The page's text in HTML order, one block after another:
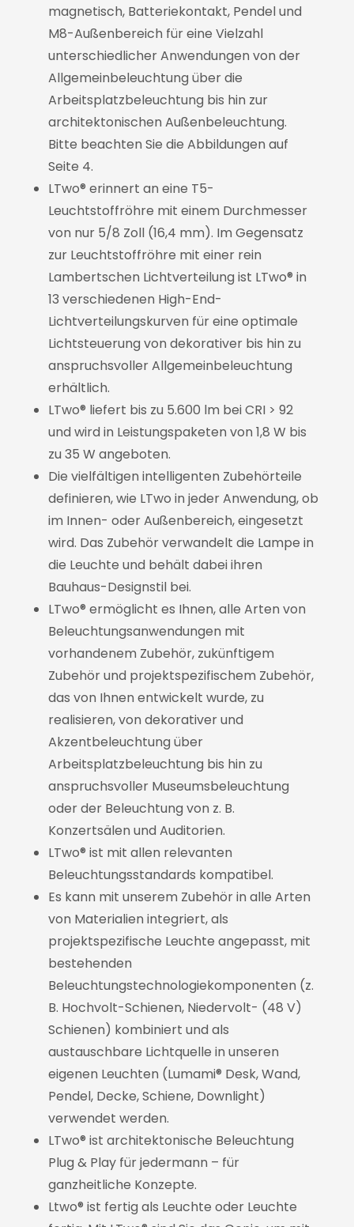
magnetisch, Batteriekontakt, Pendel und
M8-Außenbereich für eine Vielzahl
unterschiedlicher Anwendungen von der
Allgemeinbeleuchtung über die
Arbeitsplatzbeleuchtung bis hin zur
architektonischen Außenbeleuchtung.
Bitte beachten Sie die Abbildungen auf
Seite 4.
LTwo® erinnert an eine T5-
Leuchtstoffröhre mit einem Durchmesser
von nur 5/8 Zoll (16,4 mm). Im Gegensatz
zur Leuchtstoffröhre mit einer rein
Lambertschen Lichtverteilung ist LTwo® in
13 verschiedenen High-End-
Lichtverteilungskurven für eine optimale
Lichtsteuerung von dekorativer bis hin zu
anspruchsvoller Allgemeinbeleuchtung
erhältlich.
LTwo® liefert bis zu 5.600 lm bei CRI > 92
und wird in Leistungspaketen von 1,8 W bis
zu 35 W angeboten.
Die vielfältigen intelligenten Zubehörteile
definieren, wie LTwo in jeder Anwendung, ob
im Innen- oder Außenbereich, eingesetzt
wird. Das Zubehör verwandelt die Lampe in
die Leuchte und behält dabei ihren
Bauhaus-Designstil bei.
LTwo® ermöglicht es Ihnen, alle Arten von
Beleuchtungsanwendungen mit
vorhandenem Zubehör, zukünftigem
Zubehör und projektspezifischem Zubehör,
das von Ihnen entwickelt wurde, zu
realisieren, von dekorativer und
Akzentbeleuchtung über
Arbeitsplatzbeleuchtung bis hin zu
anspruchsvoller Museumsbeleuchtung
oder der Beleuchtung von z. B.
Konzertsälen und Auditorien.
LTwo® ist mit allen relevanten
Beleuchtungsstandards kompatibel.
Es kann mit unserem Zubehör in alle Arten
von Materialien integriert, als
projektspezifische Leuchte angepasst, mit
bestehenden
Beleuchtungstechnologiekomponenten (z.
B. Hochvolt-Schienen, Niedervolt- (48 V)
Schienen) kombiniert und als
austauschbare Lichtquelle in unseren
eigenen Leuchten (Lumami® Desk, Wand,
Pendel, Decke, Schiene, Downlight)
verwendet werden.
LTwo® ist architektonische Beleuchtung
Plug & Play für jedermann – für
ganzheitliche Konzepte.
Ltwo® ist fertig als Leuchte oder Leuchte